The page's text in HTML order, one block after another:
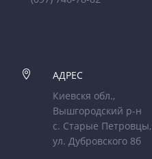

АДРЕС
Киевскя обл.,
Вышгородский р-н
с. Старые Петровцы,
ул. Дубровского 8б